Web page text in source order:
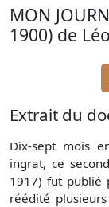
MON
1900) de
Extrait du
Dix-sept mois
ingrat, ce
1917) fut publié
réédité